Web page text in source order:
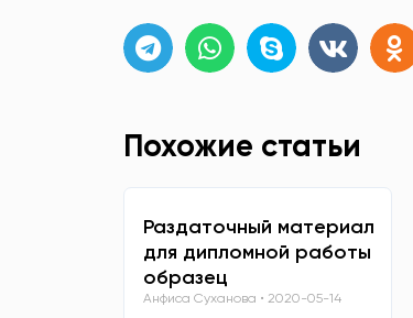
Похожие статьи
Раздаточный материал
для дипломной работы
образец
Анфиса Суханова 2020-05-14